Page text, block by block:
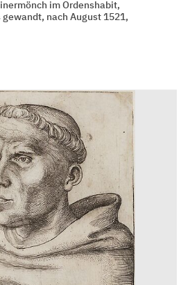
im Ordenshabit,
nach August 1521,